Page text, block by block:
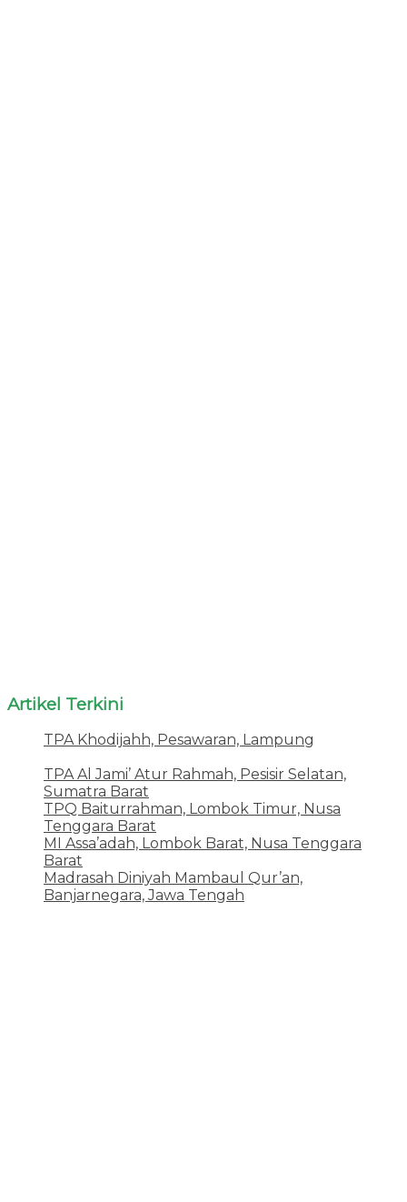
Artikel Terkini
TPA Khodijahh, Pesawaran, Lampung
TPA Al Jami’ Atur Rahmah, Pesisir Selatan,
Sumatra Barat
TPQ Baiturrahman, Lombok Timur, Nusa
Tenggara Barat
MI Assa’adah, Lombok Barat, Nusa Tenggara
Barat
Madrasah Diniyah Mambaul Qur’an,
Banjarnegara, Jawa Tengah